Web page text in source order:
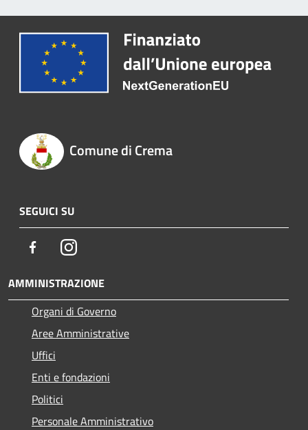
Comune di Crema
SEGUICI SU
FacebookInstagram
AMMINISTRAZIONE
Organi di Governo
Aree Amministrative
Uffici
Enti e fondazioni
Politici
Personale Amministrativo